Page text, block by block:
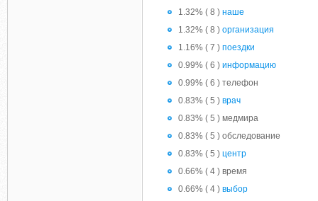
1.32% ( 8 ) наше
1.32% ( 8 ) организация
1.16% ( 7 ) поездки
0.99% ( 6 ) информацию
0.99% ( 6 ) телефон
0.83% ( 5 ) врач
0.83% ( 5 ) медмира
0.83% ( 5 ) обследование
0.83% ( 5 ) центр
0.66% ( 4 ) время
0.66% ( 4 ) выбор